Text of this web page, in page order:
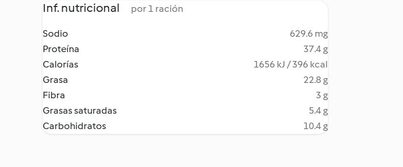
Inf. nutricional por 1 ración
Sodio
629.6 mg
Proteína
37.4 g
Calorías
1656 kJ / 396 kcal
Grasa
22.8 g
Fibra
3 g
Grasas saturadas
5.4 g
Carbohidratos
10.4 g